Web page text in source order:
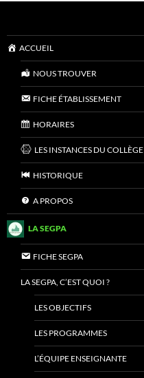
ACCUEIL
NOUS TROUVER
FICHE ÉTABLISSEMENT
HORAIRES
LES INSTANCES DU COLLÈGE
HISTORIQUE
A PROPOS
LA SEGPA
FICHE SEGPA
LA SEGPA, C’EST QUOI ?
LES OBJECTIFS
LES PROGRAMMES
L’ÉQUIPE ENSEIGNANTE